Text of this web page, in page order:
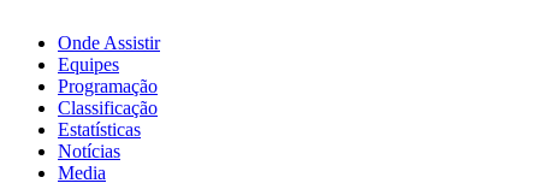
Onde Assistir
Equipes
Programação
Classificação
Estatísticas
Notícias
Media